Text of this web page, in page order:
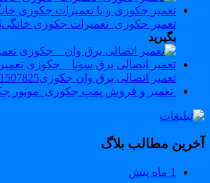
تعمیر جکوزی_تعمیرات جکوزی خانگی09121507825
بگیرید
تعمیر اتصالی برق وان جکوزی09121507825
تعمیر و فروش پمپ جکوزی_موتور
مطالب بلاگ
1 ماه پیش